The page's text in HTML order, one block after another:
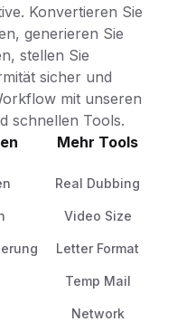
Konvertieren Sie
generieren Sie
stellen Sie
sicher und
mit unseren
schnellen Tools.
Mehr Tools
Real Dubbing
Video Size
Letter Format
Temp Mail
Network